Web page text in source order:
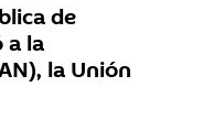
de
a la
la Unión